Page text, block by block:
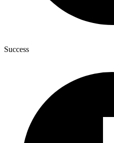
Success